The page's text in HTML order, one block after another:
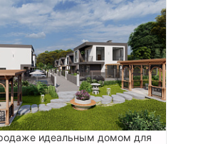
идеальным домом для